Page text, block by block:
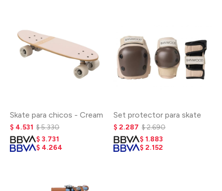
Skate para chicos - Cream
$ 4.531 $5.330
$ 3.731
$ 4.264
Set protector para skate
$ 2.287 $2.690
$ 1.883
$ 2.152